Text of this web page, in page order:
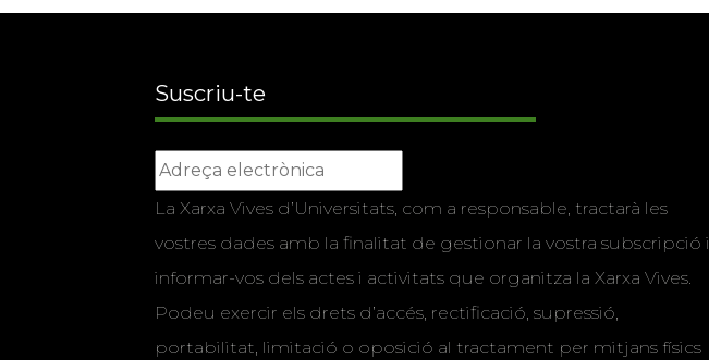
Suscriu-te
La Xarxa Vives d’Universitats, com a responsable, tractarà les
vostres dades amb la finalitat de gestionar la vostra subscripció i
informar-vos dels actes i activitats que organitza la Xarxa Vives.
Podeu exercir els drets d’accés, rectificació, supressió,
portabilitat, limitació o oposició al tractament per mitjans físics